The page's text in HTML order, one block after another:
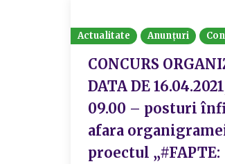
Actualitate Anunțuri
CONCURS
DATA DE
09.00 – posturi
afara
proectul „#FAPTE: